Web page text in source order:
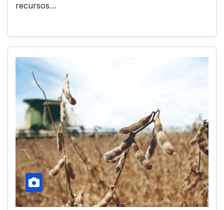
recursos…